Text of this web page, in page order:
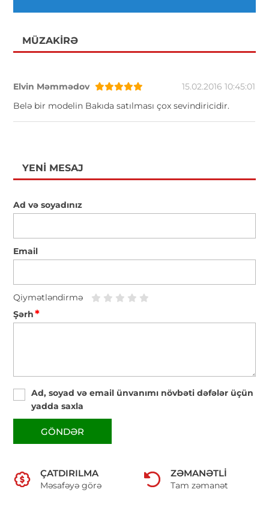
MÜZAKIRƏ
Elvin Məmmədov
15.02.2016 10:45:01
Belə bir modelin Bakıda satılması çox sevindiricidir.
YENI MESAJ
Ad və soyadınız
Email
Qiymətləndirmə
Şərh*
Ad, soyad və email ünvanımı növbəti dəfələr üçün
yadda saxla
GÖNDƏR
ÇATDIRILMA
Məsafəyə görə
ZƏMANƏTLI
Tam zəmanət